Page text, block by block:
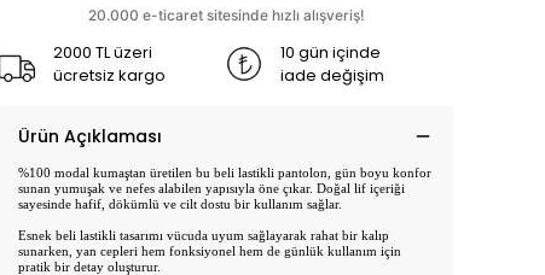
2000 TL üzeri
ücretsiz kargo
10 gün içinde
iade değişim
Ürün Açıklaması
%100 modal kumaştan üretilen bu beli lastikli pantolon, gün boyu konfor
sunan yumuşak ve nefes alabilen yapısıyla öne çıkar. Doğal lif içeriği
sayesinde hafif, dökümlü ve cilt dostu bir kullanım sağlar.
Esnek beli lastikli tasarımı vücuda uyum sağlayarak rahat bir kalıp
sunarken, yan cepleri hem fonksiyonel hem de günlük kullanım için
pratik bir detay oluşturur.